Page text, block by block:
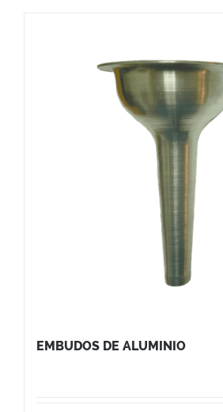
EMBUDOS DE ALUMINIO